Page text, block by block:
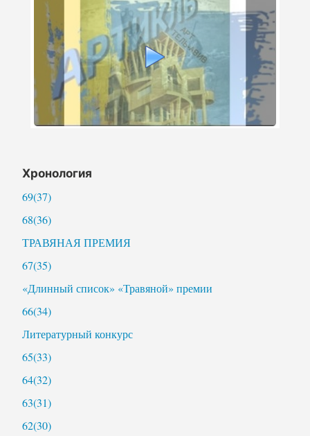
Хронология
69(37)
68(36)
ТРАВЯНАЯ ПРЕМИЯ
67(35)
«Длинный список» «Травяной» премии
66(34)
Литературный конкурс
65(33)
64(32)
63(31)
62(30)